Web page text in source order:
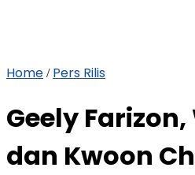
Home / Pers Rilis
Geely Farizon,
dan Kwoon